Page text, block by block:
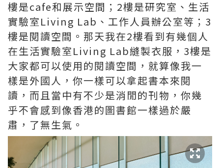
樓是cafe和展示空間；2樓是研究室、生活
實驗室Living Lab、工作人員辦公室等；3
樓是閱讀空間。那天我在2樓看到有幾個人
在生活實驗室Living Lab縫製衣服，3樓是
大家都可以使用的閱讀空間，就算像我一
樣是外國人，你一樣可以拿起書本來閱
讀，而且當中有不少是消閒的刊物，你幾
乎不會感到像香港的圖書館一樣過於嚴
肅，了無生氣。